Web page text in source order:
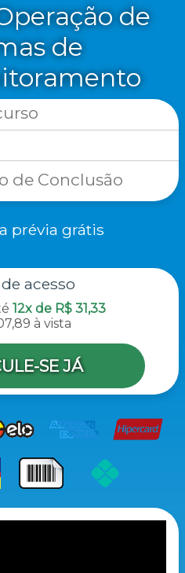
de
de
de Conclusão
prévia grátis
acesso
12x de R$ 31,33
à vista
SE JÁ